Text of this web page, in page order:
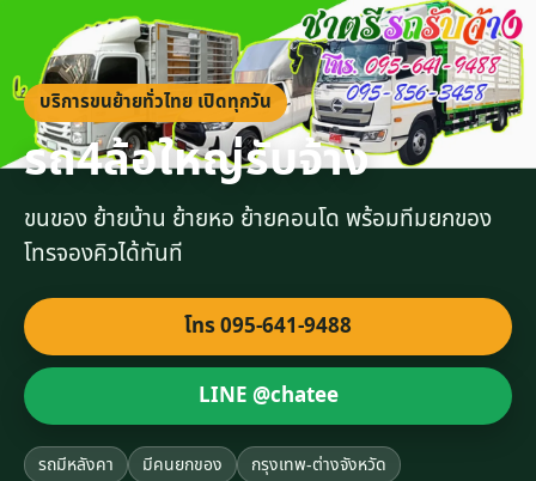
บริการขนย้ายทั่วไทย เปิดทุกวัน
รถ4ล้อใหญ่รับจ้าง
ขนของ ย้ายบ้าน ย้ายหอ ย้ายคอนโด พร้อมทีมยกของ
โทรจองคิวได้ทันที
โทร 095-641-9488
LINE @chatee
รถมีหลังคา มีคนยกของ กรุงเทพ-ต่างจังหวัด